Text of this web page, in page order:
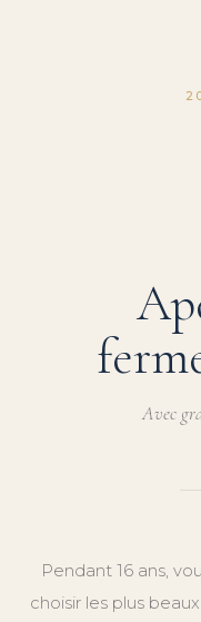
Avec
Pendant 16 ans,
choisir les plus